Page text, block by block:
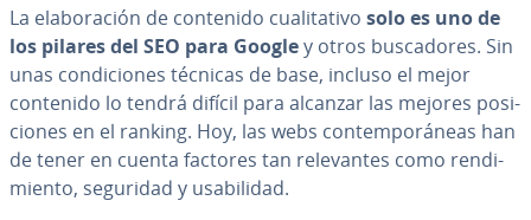
La ela­bo­ra­ción de contenido cua­li­ta­ti­vo solo es uno de
los pilares del SEO para Googley otros bu­s­ca­do­res. Sin
unas co­n­di­cio­nes técnicas de base, incluso el mejor
contenido lo tendrá difícil para alcanzar las mejores po­si­
cio­nes en el ranking. Hoy, las webs co­n­te­m­po­rá­neas han
de tener en cuenta factores tan re­le­va­n­tes como re­n­di­
mie­n­to, seguridad y usa­bi­li­dad.